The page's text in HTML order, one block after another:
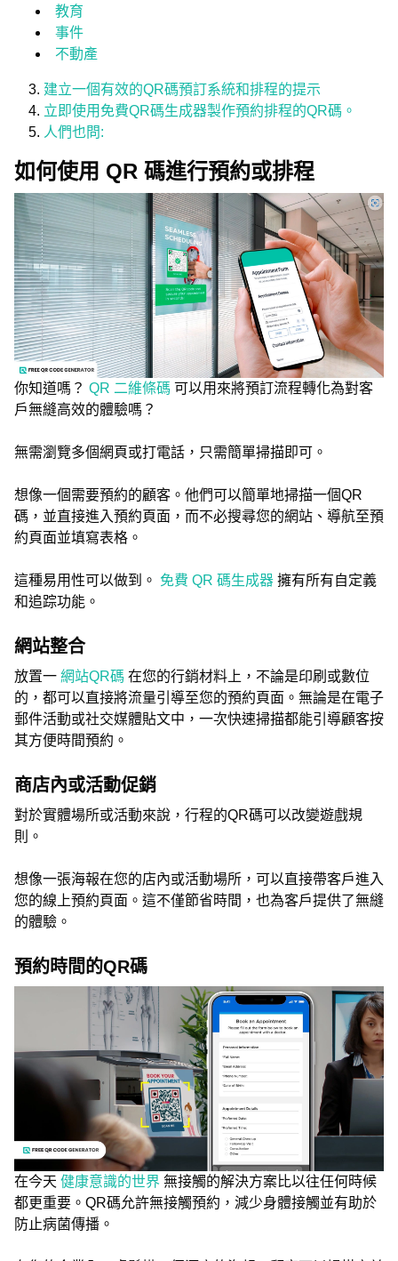
教育
事件
不動產
建立一個有效的QR碼預訂系統和排程的提示
立即使用免費QR碼生成器製作預約排程的QR碼。
人們也問:
如何使用 QR 碼進行預約或排程
你知道嗎？ QR 二維條碼 可以用來將預訂流程轉化為對客
戶無縫高效的體驗嗎？
無需瀏覽多個網頁或打電話，只需簡單掃描即可。
想像一個需要預約的顧客。他們可以簡單地掃描一個QR
碼，並直接進入預約頁面，而不必搜尋您的網站、導航至預
約頁面並填寫表格。
這種易用性可以做到。 免費 QR 碼生成器 擁有所有自定義
和追踪功能。
網站整合
放置一 網站QR碼 在您的行銷材料上，不論是印刷或數位
的，都可以直接將流量引導至您的預約頁面。無論是在電子
郵件活動或社交媒體貼文中，一次快速掃描都能引導顧客按
其方便時間預約。
商店內或活動促銷
對於實體場所或活動來說，行程的QR碼可以改變遊戲規
則。
想像一張海報在您的店內或活動場所，可以直接帶客戶進入
您的線上預約頁面。這不僅節省時間，也為客戶提供了無縫
的體驗。
預約時間的QR碼
在今天 健康意識的世界 無接觸的解決方案比以往任何時候
都更重要。QR碼允許無接觸預約，減少身體接觸並有助於
防止病菌傳播。